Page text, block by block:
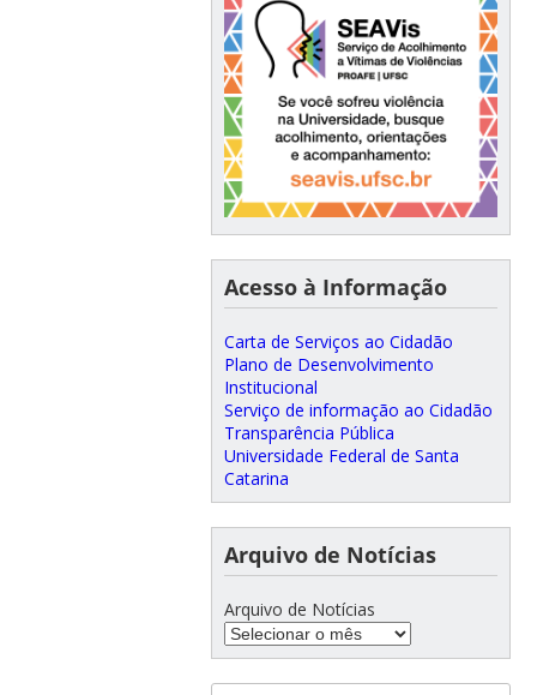
Acesso à Informação
Carta de Serviços ao Cidadão
Plano de Desenvolvimento
Institucional
Serviço de informação ao Cidadão
Transparência Pública
Universidade Federal de Santa
Catarina
Arquivo de Notícias
Arquivo de Notícias